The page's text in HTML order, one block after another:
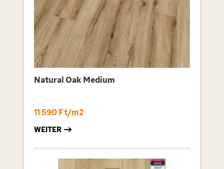
Natural Oak Medium
11 590 Ft/m2
WEITER